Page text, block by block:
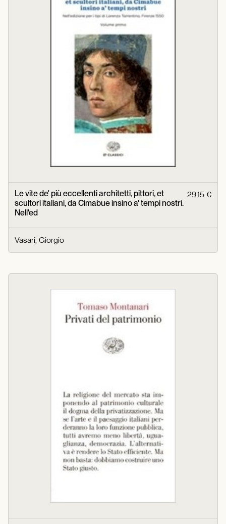
Le vite de' più eccellenti architetti, pittori, et
scultori italiani, da Cimabue insino a' tempi nostri.
Nell'ed
29,15 €
Vasari, Giorgio